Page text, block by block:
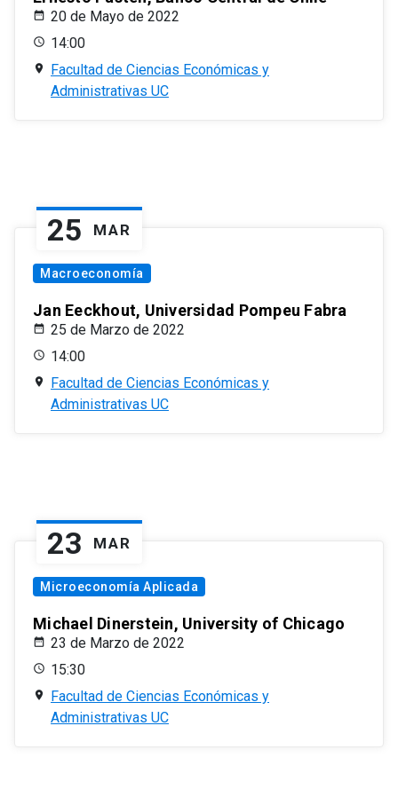
20 de Mayo de 2022
14:00
Facultad de Ciencias Económicas y
Administrativas UC
25 MAR
Macroeconomía
Jan Eeckhout, Universidad Pompeu Fabra
25 de Marzo de 2022
14:00
Facultad de Ciencias Económicas y
Administrativas UC
23 MAR
Microeconomía Aplicada
Michael Dinerstein, University of Chicago
23 de Marzo de 2022
15:30
Facultad de Ciencias Económicas y
Administrativas UC